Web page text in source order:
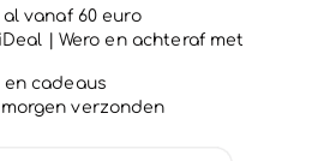
vanaf 60 euro
| Wero en achteraf met
cadeaus
verzonden